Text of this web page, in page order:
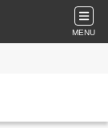
MENU